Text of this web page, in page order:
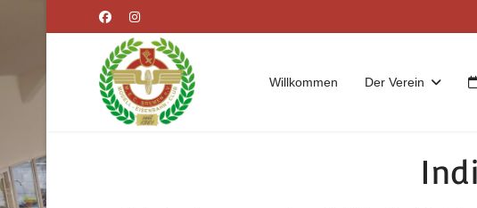
Willkommen Der Verein